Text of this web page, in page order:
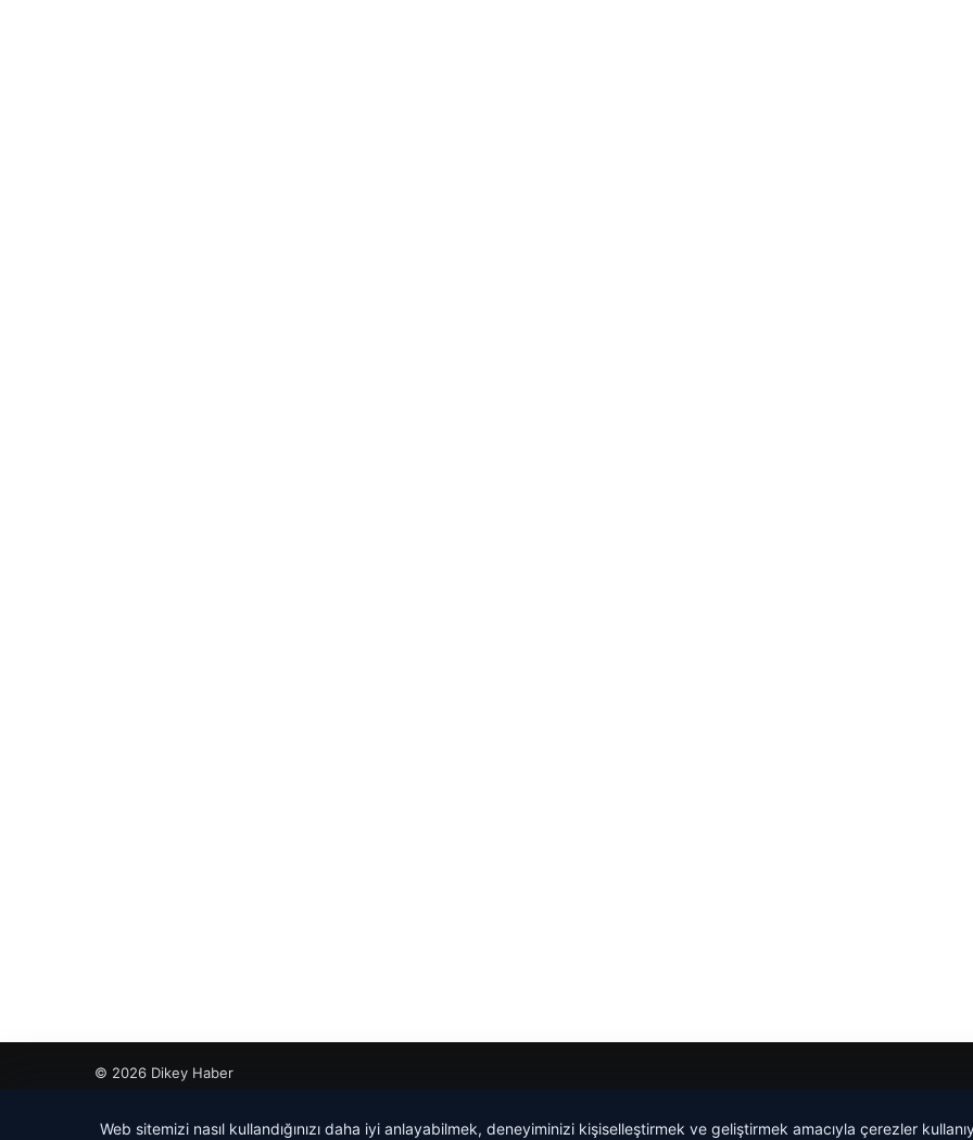
© 2026 Dikey Haber
Web sitemizi nasıl kullandığınızı daha iyi anlayabilmek, deneyiminizi kişiselleştirmek ve geliştirmek amacıyla çerezler